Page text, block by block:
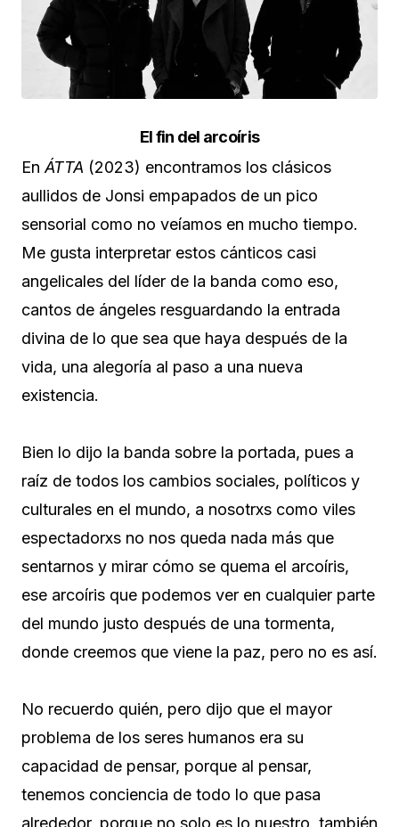
El fin del arcoíris
En ÁTTA (2023) encontramos los clásicos
aullidos de Jonsi empapados de un pico
sensorial como no veíamos en mucho tiempo.
Me gusta interpretar estos cánticos casi
angelicales del líder de la banda como eso,
cantos de ángeles resguardando la entrada
divina de lo que sea que haya después de la
vida, una alegoría al paso a una nueva
existencia.
Bien lo dijo la banda sobre la portada, pues a
raíz de todos los cambios sociales, políticos y
culturales en el mundo, a nosotrxs como viles
espectadorxs no nos queda nada más que
sentarnos y mirar cómo se quema el arcoíris,
ese arcoíris que podemos ver en cualquier parte
del mundo justo después de una tormenta,
donde creemos que viene la paz, pero no es así.
No recuerdo quién, pero dijo que el mayor
problema de los seres humanos era su
capacidad de pensar, porque al pensar,
tenemos conciencia de todo lo que pasa
alrededor, porque no solo es lo nuestro, también